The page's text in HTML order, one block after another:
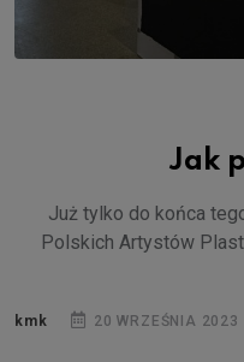
Jak
Już tylko do końca
Polskich Artystów
kmk 20 WRZEŚNIA 2023